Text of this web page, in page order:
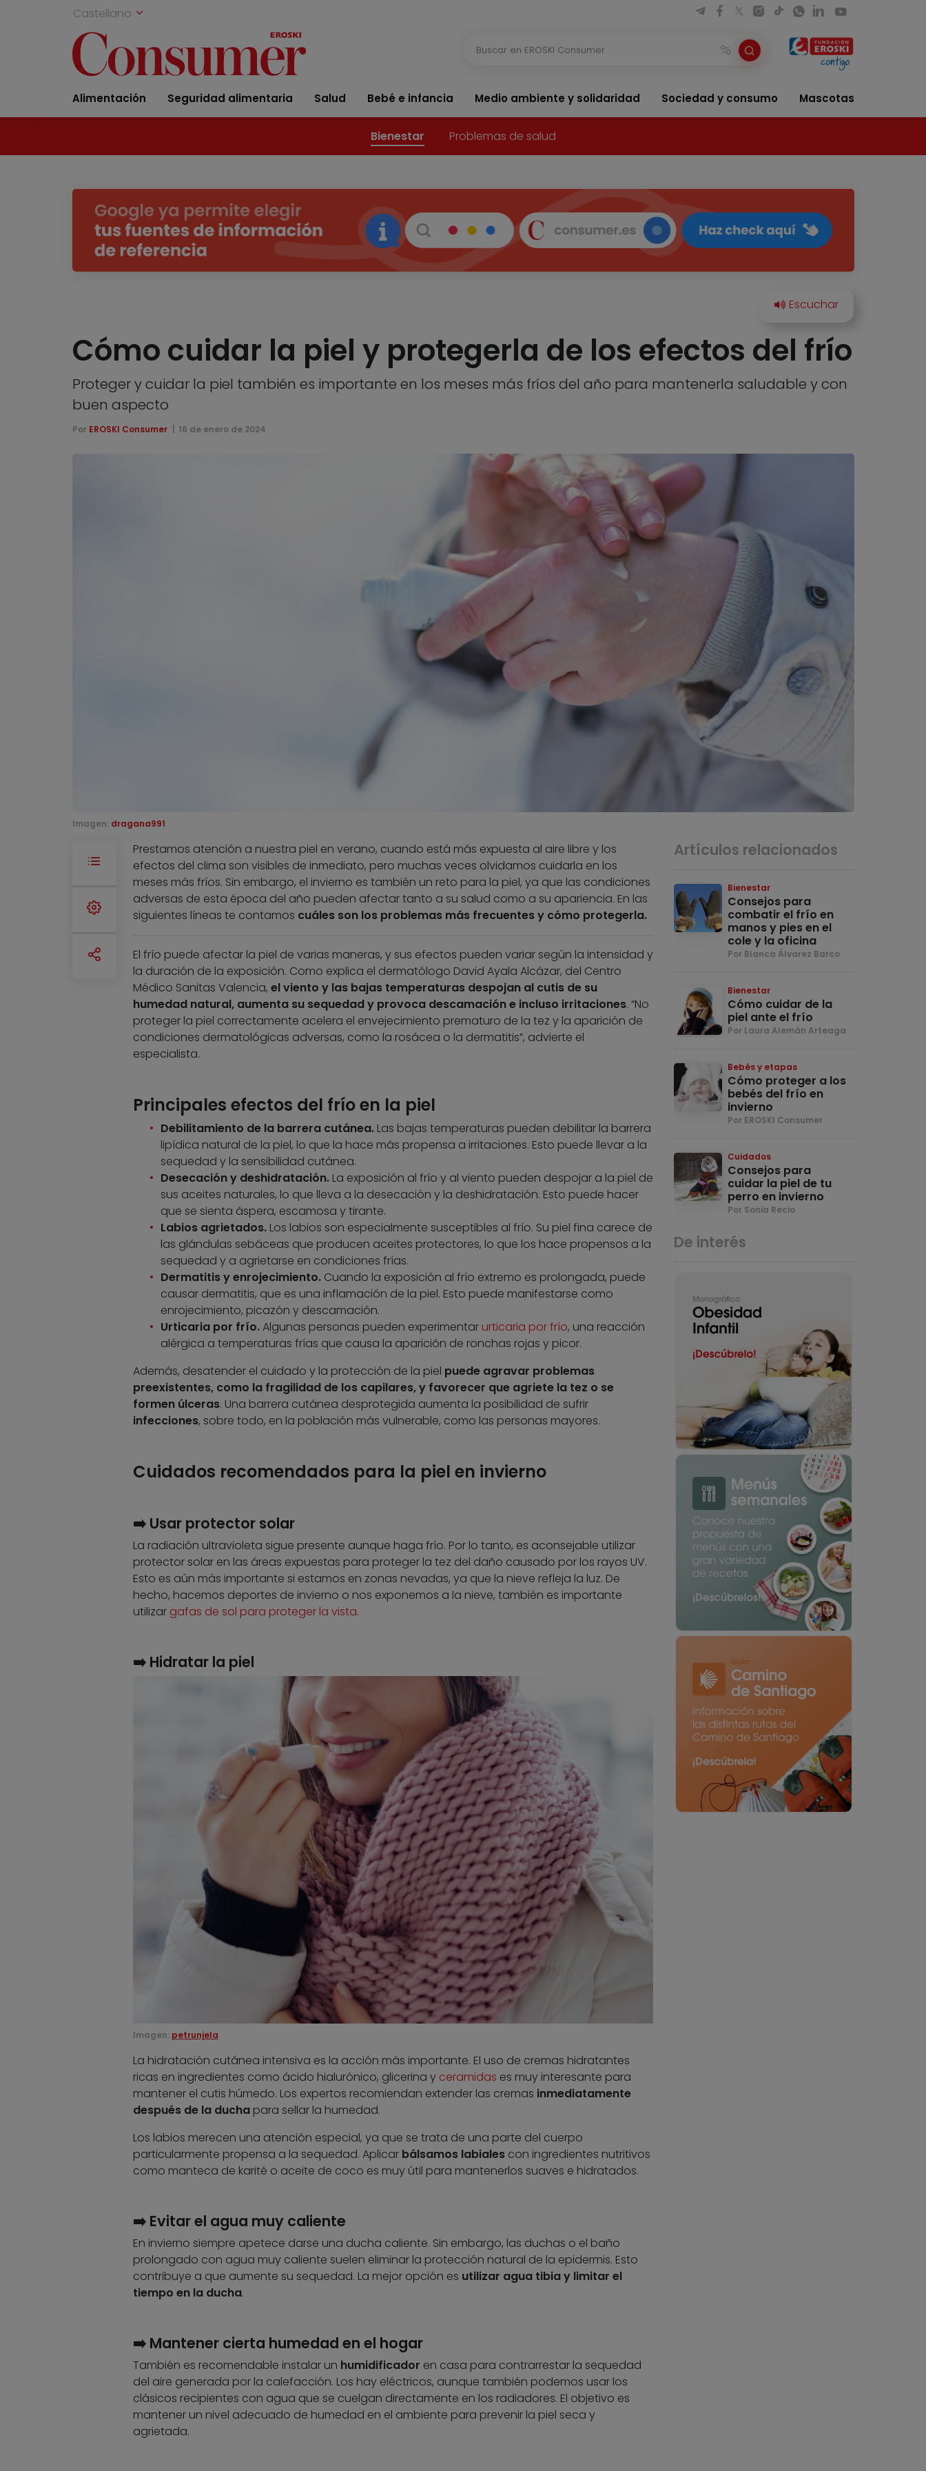
Castellano
Alimentación Seguridad alimentaria Salud Bebé e infancia Medio ambiente y solidaridad Sociedad y consumo Mascotas
Bienestar Problemas de salud
Cómo cuidar la piel y protegerla de los efectos del frío
Proteger y cuidar la piel también es importante en los meses más fríos del año para mantenerla saludable y con
buen aspecto
Por EROSKI Consumer 16 de enero de 2024
Imagen: dragana991
Prestamos atención a nuestra piel en verano, cuando está más expuesta al aire libre y los
efectos del clima son visibles de inmediato, pero muchas veces olvidamos cuidarla en los
meses más fríos. Sin embargo, el invierno es también un reto para la piel, ya que las condiciones
adversas de esta época del año pueden afectar tanto a su salud como a su apariencia. En las
siguientes líneas te contamos cuáles son los problemas más frecuentes y cómo protegerla.
El frío puede afectar la piel de varias maneras, y sus efectos pueden variar según la intensidad y
la duración de la exposición. Como explica el dermatólogo David Ayala Alcázar, del Centro
Médico Sanitas Valencia, el viento y las bajas temperaturas despojan al cutis de su
humedad natural, aumenta su sequedad y provoca descamación e incluso irritaciones. “No
proteger la piel correctamente acelera el envejecimiento prematuro de la tez y la aparición de
condiciones dermatológicas adversas, como la rosácea o la dermatitis”, advierte el
especialista.
Principales efectos del frío en la piel
Debilitamiento de la barrera cutánea.Las bajas temperaturas pueden debilitar la barrera
lipídica natural de la piel, lo que la hace más propensa a irritaciones. Esto puede llevar a la
sequedad y la sensibilidad cutánea.
Desecación y deshidratación. La exposición al frío y al viento pueden despojar a la piel de
sus aceites naturales, lo que lleva a la desecación y la deshidratación. Esto puede hacer
que se sienta áspera, escamosa y tirante.
Labios agrietados. Los labios son especialmente susceptibles al frío. Su piel fina carece de
las glándulas sebáceas que producen aceites protectores, lo que los hace propensos a la
sequedad y a agrietarse en condiciones frías.
Dermatitis y enrojecimiento. Cuando la exposición al frío extremo es prolongada, puede
causar dermatitis, que es una inflamación de la piel. Esto puede manifestarse como
enrojecimiento, picazón y descamación.
Urticaria por frío.Algunas personas pueden experimentar urticaria por frío, una reacción
alérgica a temperaturas frías que causa la aparición de ronchas rojas y picor.
Además, desatender el cuidado y la protección de la piel puede agravar problemas
preexistentes, como la fragilidad de los capilares, y favorecer que agriete la tez o se
formen úlceras. Una barrera cutánea desprotegida aumenta la posibilidad de sufrir
infecciones, sobre todo, en la población más vulnerable, como las personas mayores.
Cuidados recomendados para la piel en invierno
➡️ Usar protector solar
La radiación ultravioleta sigue presente aunque haga frío. Por lo tanto, es aconsejable utilizar
protector solar en las áreas expuestas para proteger la tez del daño causado por los rayos UV.
Esto es aún más importante si estamos en zonas nevadas, ya que la nieve refleja la luz. De
hecho, hacemos deportes de invierno o nos exponemos a la nieve, también es importante
utilizar gafas de sol para proteger la vista.
➡️ Hidratar la piel
Imagen: petrunjela
La hidratación cutánea intensiva es la acción más importante. El uso de cremas hidratantes
ricas en ingredientes como ácido hialurónico, glicerina y ceramidas es muy interesante para
mantener el cutis húmedo. Los expertos recomiendan extender las cremas inmediatamente
después de la duchapara sellar la humedad.
Los labios merecen una atención especial, ya que se trata de una parte del cuerpo
particularmente propensa a la sequedad. Aplicar bálsamos labiales con ingredientes nutritivos
como manteca de karité o aceite de coco es muy útil para mantenerlos suaves e hidratados.
➡️ Evitar el agua muy caliente
En invierno siempre apetece darse una ducha caliente. Sin embargo, las duchas o el baño
prolongado con agua muy caliente suelen eliminar la protección natural de la epidermis. Esto
contribuye a que aumente su sequedad. La mejor opción es utilizar agua tibia y limitar el
tiempo en la ducha.
➡️ Mantener cierta humedad en el hogar
También es recomendable instalar un humidificador en casa para contrarrestar la sequedad
del aire generada por la calefacción. Los hay eléctricos, aunque también podemos usar los
clásicos recipientes con agua que se cuelgan directamente en los radiadores. El objetivo es
mantener un nivel adecuado de humedad en el ambiente para prevenir la piel seca y
agrietada.
Artículos relacionados
Bienestar
Consejos para
combatir el frío en
manos y pies en el
cole y la oficina
Por Blanca Álvarez Barco
Bienestar
Cómo cuidar de la
piel ante el frío
Por Laura Alemán Arteaga
Bebés y etapas
Cómo proteger a los
bebés del frío en
invierno
Por EROSKI Consumer
Cuidados
Consejos para
cuidar la piel de tu
perro en invierno
Por Sonia Recio
De interés